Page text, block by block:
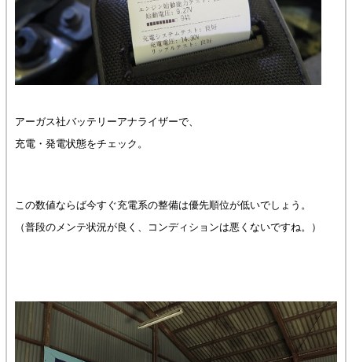
アーガス社バッテリーアナライザーで、
充電・発電状態をチェック。
この数値ならば今すぐ充電系の整備は優先順位が低いでしょう。
（普段のメンテ状況が良く、コンディションは悪くないですね。）